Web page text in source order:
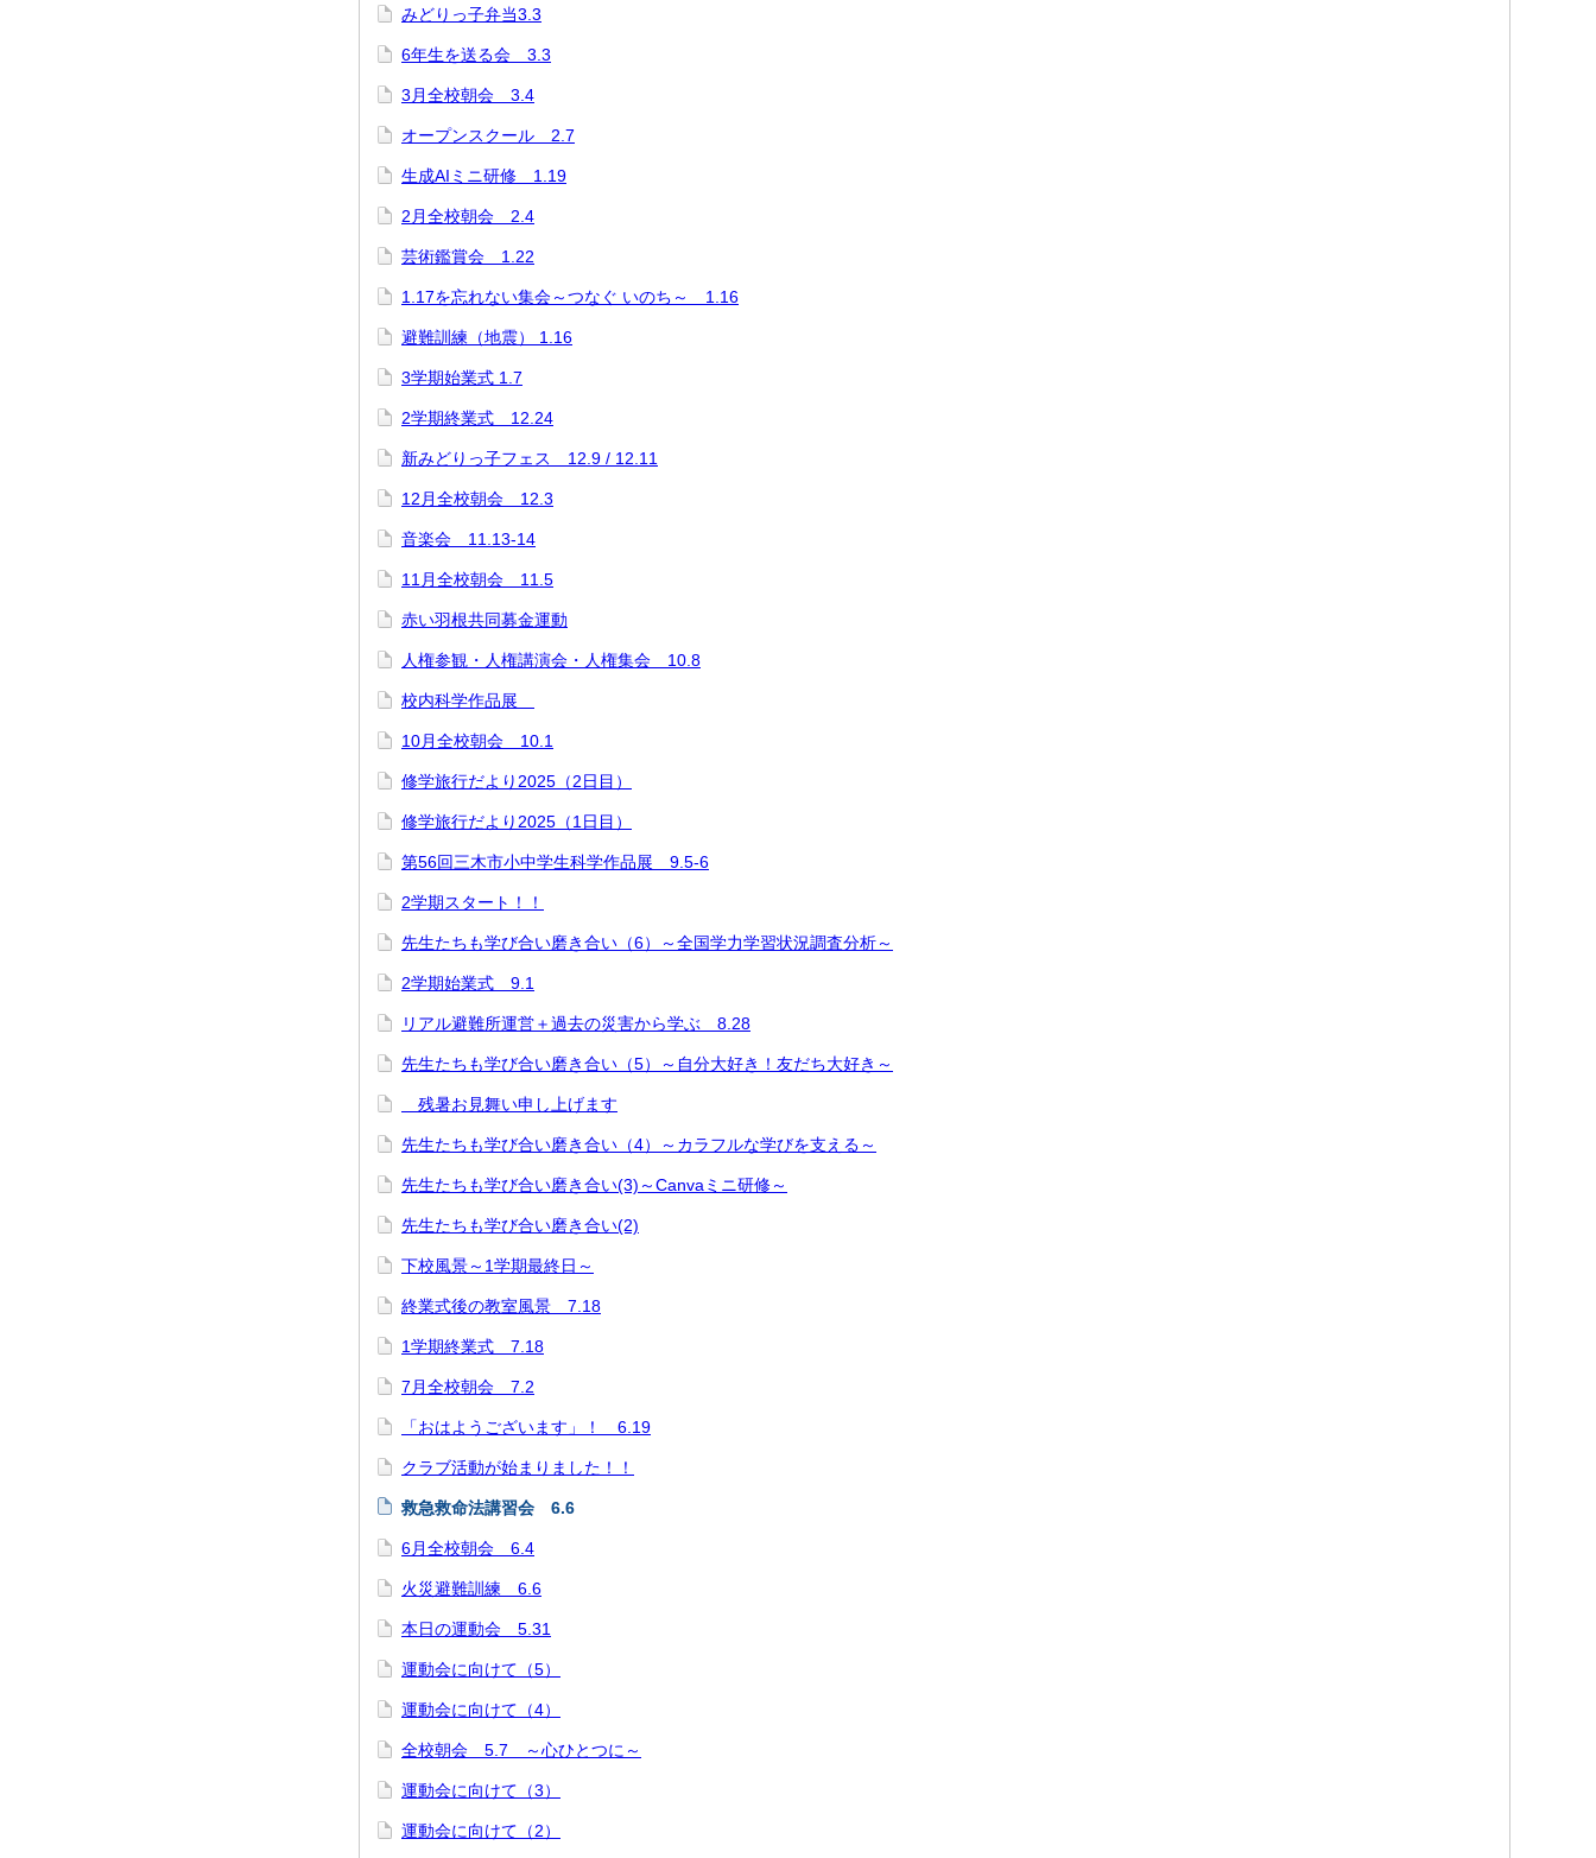
みどりっ子弁当3.3
6年生を送る会 3.3
3月全校朝会 3.4
オープンスクール 2.7
生成AIミニ研修 1.19
2月全校朝会 2.4
芸術鑑賞会 1.22
1.17を忘れない集会～つなぐ いのち～ 1.16
避難訓練（地震） 1.16
3学期始業式 1.7
2学期終業式 12.24
新みどりっ子フェス 12.9 / 12.11
12月全校朝会 12.3
音楽会 11.13-14
11月全校朝会 11.5
赤い羽根共同募金運動
人権参観・人権講演会・人権集会 10.8
校内科学作品展
10月全校朝会 10.1
修学旅行だより2025（2日目）
修学旅行だより2025（1日目）
第56回三木市小中学生科学作品展 9.5-6
2学期スタート！！
先生たちも学び合い磨き合い（6）～全国学力学習状況調査分析～
2学期始業式 9.1
リアル避難所運営＋過去の災害から学ぶ 8.28
先生たちも学び合い磨き合い（5）～自分大好き！友だち大好き～
残暑お見舞い申し上げます
先生たちも学び合い磨き合い（4）～カラフルな学びを支える～
先生たちも学び合い磨き合い(3)～Canvaミニ研修～
先生たちも学び合い磨き合い(2)
下校風景～1学期最終日～
終業式後の教室風景 7.18
1学期終業式 7.18
7月全校朝会 7.2
「おはようございます」！ 6.19
クラブ活動が始まりました！！
救急救命法講習会 6.6
6月全校朝会 6.4
火災避難訓練 6.6
本日の運動会 5.31
運動会に向けて（5）
運動会に向けて（4）
全校朝会 5.7 ～心ひとつに～
運動会に向けて（3）
運動会に向けて（2）